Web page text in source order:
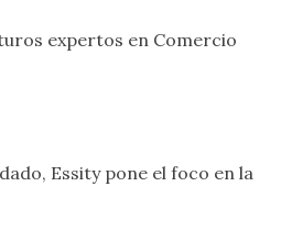
expertos en Comercio
Essity pone el foco en la